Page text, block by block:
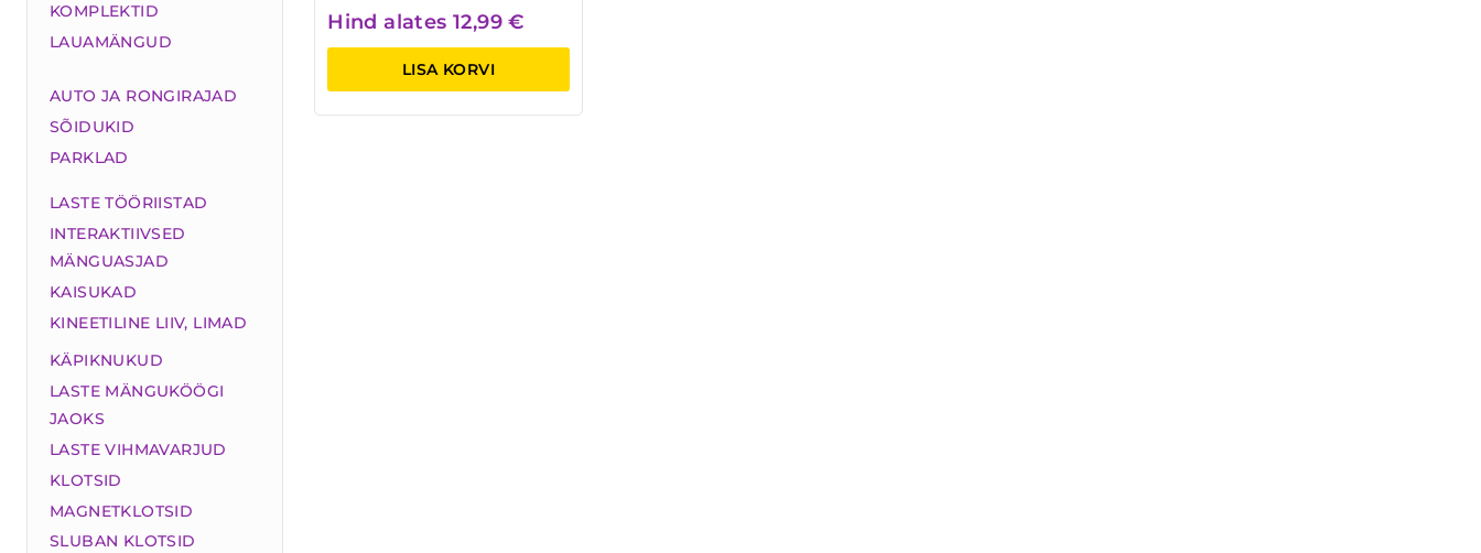
Hind alates12,99€
LISA KORVI
KOMPLEKTID
LAUAMÄNGUD
AUTO JA RONGIRAJAD
SÕIDUKID
PARKLAD
LASTE TÖÖRIISTAD
INTERAKTIIVSED
MÄNGUASJAD
KAISUKAD
KINEETILINE LIIV, LIMAD
KÄPIKNUKUD
LASTE MÄNGUKÖÖGI
JAOKS
LASTE VIHMAVARJUD
KLOTSID
MAGNETKLOTSID
SLUBAN KLOTSID